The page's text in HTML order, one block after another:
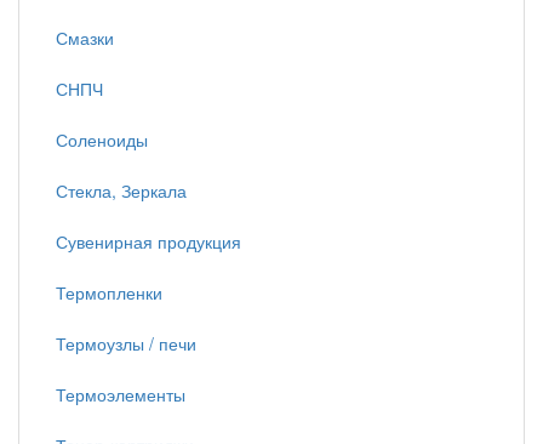
Смазки
СНПЧ
Соленоиды
Стекла, Зеркала
Сувенирная продукция
Термопленки
Термоузлы / печи
Термоэлементы